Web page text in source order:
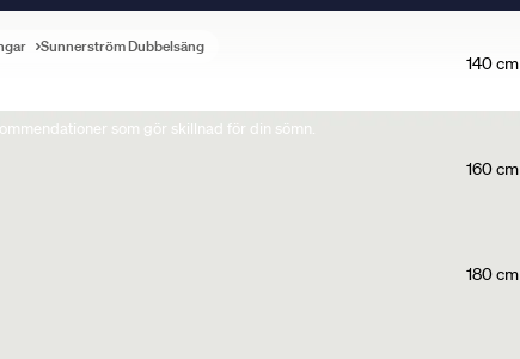
som gör skillnad för din sömn.
140 cm
160 cm
180 cm
Sunnerström Dubbelsäng